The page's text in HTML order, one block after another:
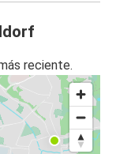
reciente.